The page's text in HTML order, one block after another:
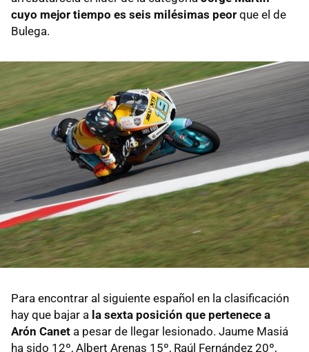
cuyo mejor tiempo es seis milésimas peor que el de
Bulega.
Para encontrar al siguiente español en la clasificación
hay que bajar a la sexta posición que pertenece a
Arón Canet a pesar de llegar lesionado. Jaume Masiá
ha sido 12º, Albert Arenas 15º, Raúl Fernández 20º,